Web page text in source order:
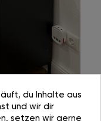
du Inhalte aus
und wir dir
setzen wir gerne